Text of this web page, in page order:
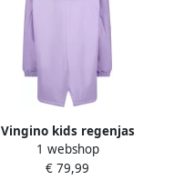
Vingino kids regenjas
Twilight lila
1 webshop
€ 79,99